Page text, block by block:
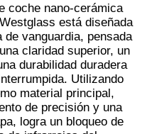
coche nano-cerámica
está diseñada
vanguardia, pensada
claridad superior, un
durabilidad duradera
Utilizando
material principal,
de precisión y una
logra un bloqueo de